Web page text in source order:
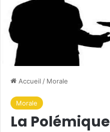
Accueil / Morale
Morale
La Polémique